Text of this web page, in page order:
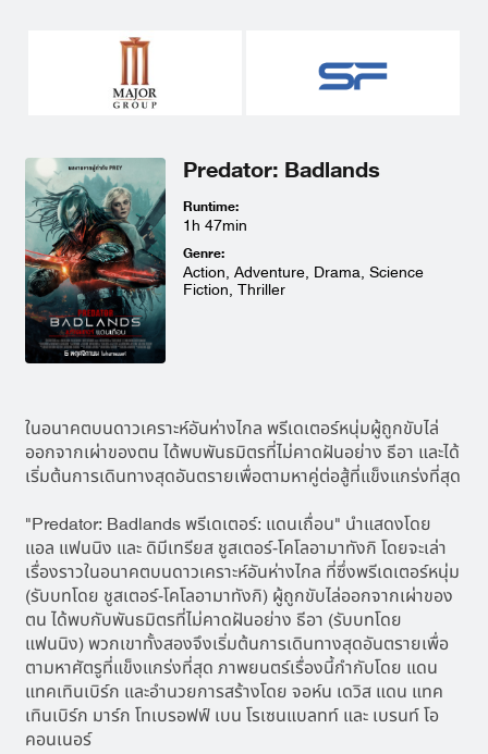
Predator: Badlands
Runtime:
1h 47min
Genre:
Action, Adventure, Drama, Science
Fiction, Thriller
ในอนาคตบนดาวเคราะห์อันห่างไกล พรีเดเตอร์หนุ่มผู้ถูกขับไล่
ออกจากเผ่าของตน ได้พบพันธมิตรที่ไม่คาดฝันอย่าง ธีอา และได้
เริ่มต้นการเดินทางสุดอันตรายเพื่อตามหาคู่ต่อสู้ที่แข็งแกร่งที่สุด
"Predator: Badlands พรีเดเตอร์: แดนเถื่อน" นำแสดงโดย
แอล แฟนนิง และ ดิมีเทรียส ชูสเตอร์-โคโลอามาทังกิ โดยจะเล่า
เรื่องราวในอนาคตบนดาวเคราะห์อันห่างไกล ที่ซึ่งพรีเดเตอร์หนุ่ม
(รับบทโดย ชูสเตอร์-โคโลอามาทังกิ) ผู้ถูกขับไล่ออกจากเผ่าของ
ตน ได้พบกับพันธมิตรที่ไม่คาดฝันอย่าง ธีอา (รับบทโดย
แฟนนิง) พวกเขาทั้งสองจึงเริ่มต้นการเดินทางสุดอันตรายเพื่อ
ตามหาศัตรูที่แข็งแกร่งที่สุด ภาพยนตร์เรื่องนี้กำกับโดย แดน
แทคเทินเบิร์ก และอำนวยการสร้างโดย จอห์น เดวิส แดน แทค
เทินเบิร์ก มาร์ก โทเบรอฟฟ์ เบน โรเซนแบลทท์ และ เบรนท์ โอ
คอนเนอร์